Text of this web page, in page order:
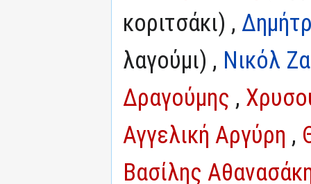
κοριτσάκι) ,
λαγούμι) , Νικόλ
Δραγούμης ,
Αγγελική Αργύρη ,
Βασίλης